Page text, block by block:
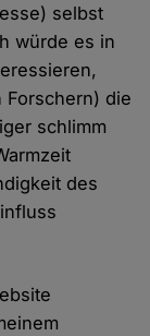
selbst
würde es in
Forschern) die
schlimm
des